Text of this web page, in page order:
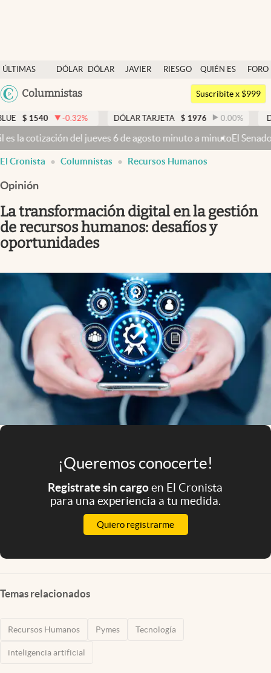
ÚLTIMAS
NOTICIAS
DÓLAR
DÓLAR
JAVIER
RIESGO
QUIÉN ES
QUIÉN
FORO
Argentina
México
Columnistas
Dólar
Members
Economía y Política
Finanzas y Mercados
Mercados Online
Negocios
Columnistas
Otras secciones
Infotechnology
Clima
Mundial 2026
Eventos Corporativos
El Cronista Studio
Suscribite x $999
DÓLAR TARJETA $ 1976 0.00% DÓLAR MEP
minuto a minutoEl Senado busca aprobar la Ley de
El Cronista Columnistas Recursos Humanos
Opinión
La transformación digital en la gestión
de recursos humanos: desafíos y
oportunidades
¡Queremos conocerte!
Registrate sin cargoen El Cronista
para una experiencia a tu medida.
Quiero registrarme
Temas relacionados
Recursos Humanos Pymes Tecnología
inteligencia artificial